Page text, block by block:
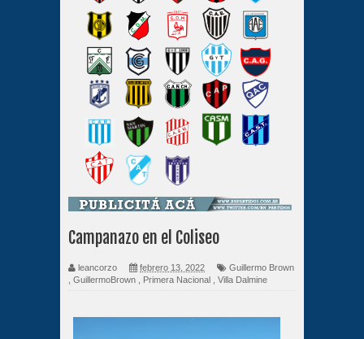
Campanazo en el Coliseo
leancorzo febrero 13, 2022
Guillermo Brown
GuillermoBrown Primera Nacional Villa Dalmine